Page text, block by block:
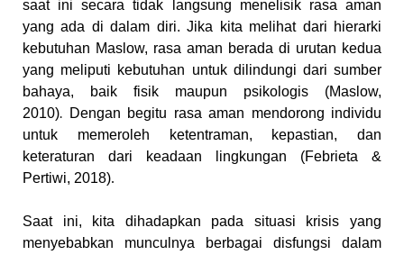
saat ini secara tidak langsung menelisik rasa aman
yang ada di dalam diri. Jika kita melihat dari hierarki
kebutuhan Maslow, rasa aman berada di urutan kedua
yang meliputi kebutuhan untuk dilindungi dari sumber
bahaya, baik fisik maupun psikologis (Maslow,
2010). Dengan begitu rasa aman mendorong individu
untuk memeroleh ketentraman, kepastian, dan
keteraturan dari keadaan lingkungan (Febrieta &
Pertiwi, 2018).
Saat ini, kita dihadapkan pada situasi krisis yang
menyebabkan munculnya berbagai disfungsi dalam